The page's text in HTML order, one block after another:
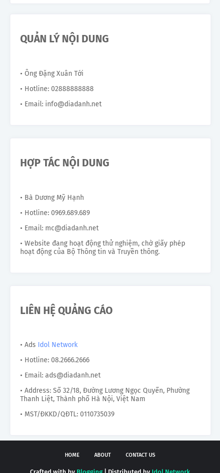
QUẢN LÝ NỘI DUNG
• Ông Đặng Xuân Tới
• Hotline: 02888888888
• Email: info@diadanh.net
HỢP TÁC NỘI DUNG
• Bà Dương Mỹ Hạnh
• Hotline: 0969.689.689
• Email: mc@diadanh.net
• Website đang hoạt động thử nghiệm, chờ giấy phép
hoạt động của Bộ Thông tin và Truyền thông.
LIÊN HỆ QUẢNG CÁO
• Ads Idol Network
• Hotline: 08.2666.2666
• Email: ads@diadanh.net
• Address: Số 32/18, Đường Lương Ngọc Quyến, Phường
Thanh Liệt, Thành phố Hà Nội, Việt Nam
• MST/ĐKKD/QĐTL: 0110735039
HOME ABOUT CONTACT US